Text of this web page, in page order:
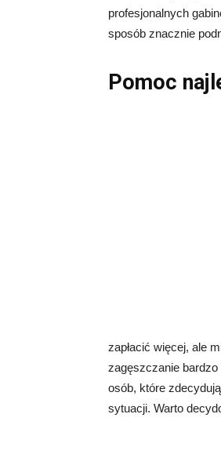
profesjonalnych
sposób znacznie
Pomoc
zapłacić więcej, ale
zagęszczanie
osób, które
sytuacji. Warto